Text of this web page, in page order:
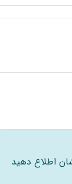
اطلاع دهید